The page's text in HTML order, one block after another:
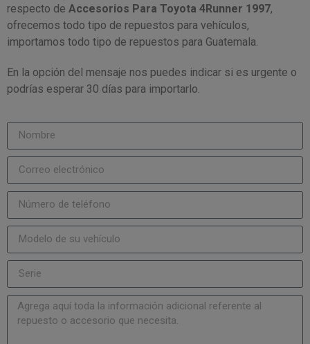
respecto de Accesorios Para Toyota 4Runner 1997,
ofrecemos todo tipo de repuestos para vehículos,
importamos todo tipo de repuestos para Guatemala.
En la opción del mensaje nos puedes indicar si es urgente o
podrías esperar 30 días para importarlo.